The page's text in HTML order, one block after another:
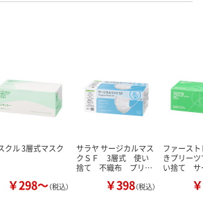
クル 3層式マスク
￥298～（税込）
サラヤ サージカルマス
クＳＦ 3層式 使い
捨て 不織布 プリ…
￥398（税込）
ファース
きプリー
い捨て サ